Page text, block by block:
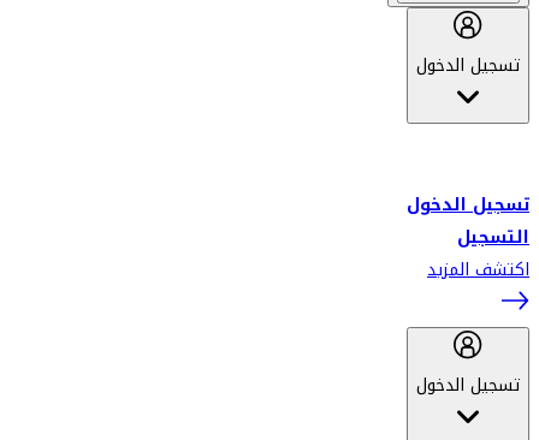
تسجيل الدخول
تسجيل الدخول
التسجيل
اكتشف المزيد
تسجيل الدخول